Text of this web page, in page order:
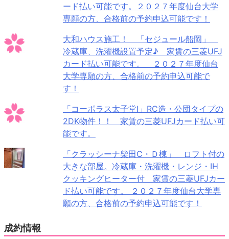
ード払い可能です。２０２７年度仙台大学
専願の方、合格前の予約申込可能です！
大和ハウス施工！ 「セジュール船岡」
冷蔵庫、洗濯機設置予定♪ 家賃の三菱UFJ
カード払い可能です。 ２０２７年度仙台
大学専願の方、合格前の予約申込可能で
す！
「コーポラス太子堂Ⅰ」RC造・公団タイプの
2DK物件！！ 家賃の三菱UFJカード払い可
能です。
「クラッシーナ柴田C・Ｄ棟」 ロフト付の
大きな部屋。冷蔵庫・洗濯機・レンジ・IH
クッキングヒーター付 家賃の三菱UFJカー
ド払い可能です。 ２０２７年度仙台大学専
願の方、合格前の予約申込可能です！
成約情報